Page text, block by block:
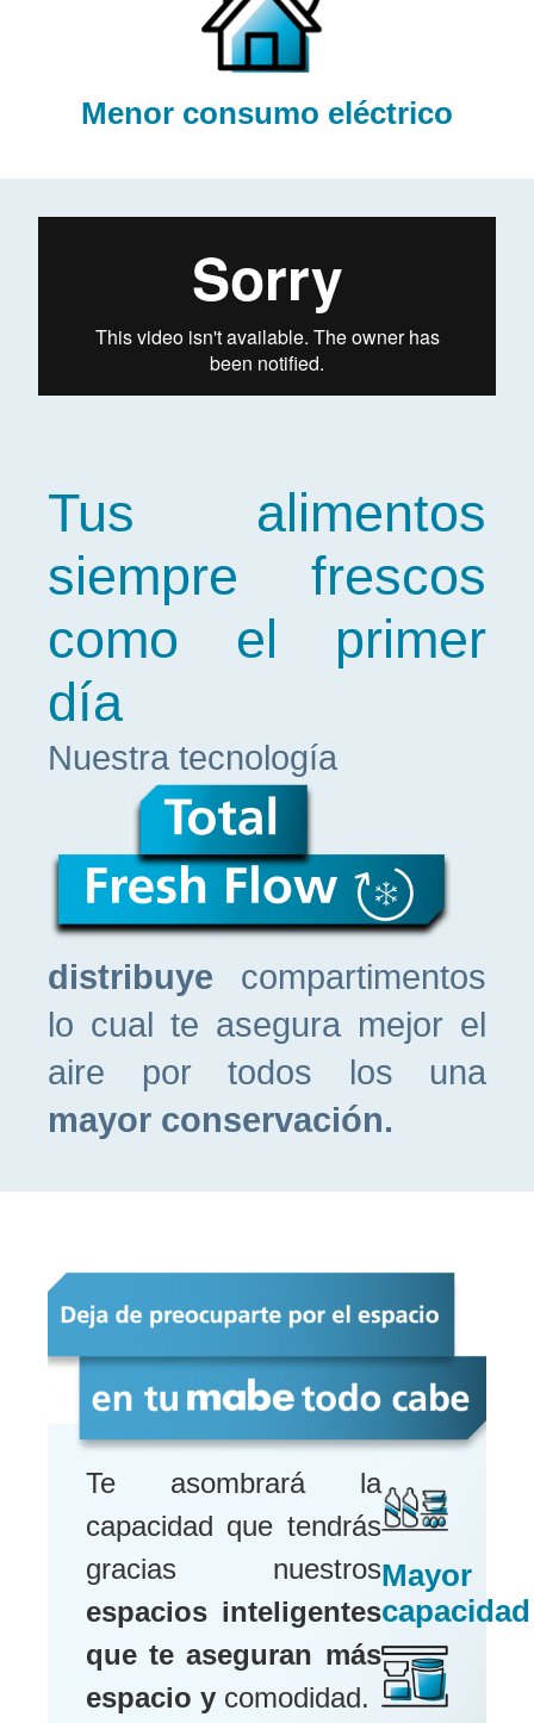
Menor consumo eléctrico
Tus alimentos
siempre frescos
como el primer
día
Nuestra tecnología
distribuye compartimentos
lo cual te asegura mejor el
aire por todos los una
mayor conservación.
Te asombrará la
capacidad que tendrás
gracias nuestros
espacios inteligentes
que te aseguran más
espacio y comodidad.
Mayor
capacidad